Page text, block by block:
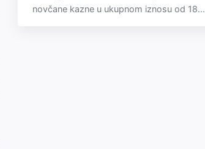
novčane kazne u ukupnom iznosu od 18...